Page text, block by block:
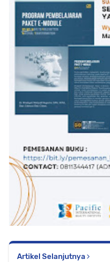
Artikel Selanjutnya